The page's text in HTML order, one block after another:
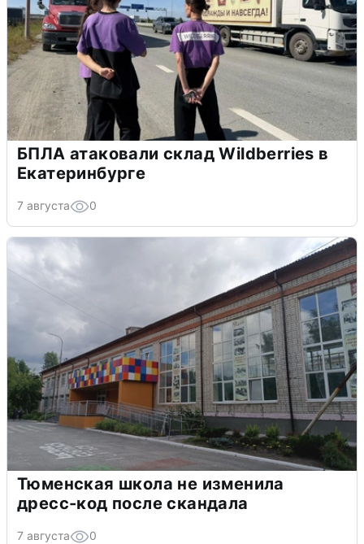
БПЛА атаковали склад Wildberries в
Екатеринбурге
7 августа 0
Тюменская школа не изменила
дресс-код после скандала
7 августа 0